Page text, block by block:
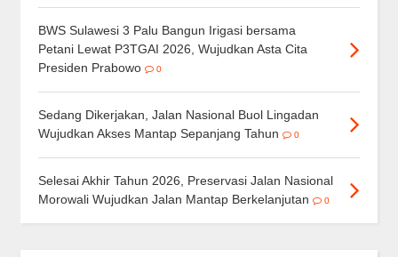
BWS Sulawesi 3 Palu Bangun Irigasi bersama
Petani Lewat P3TGAI 2026, Wujudkan Asta Cita
Presiden Prabowo
0
Sedang Dikerjakan, Jalan Nasional Buol Lingadan
Wujudkan Akses Mantap Sepanjang Tahun
0
Selesai Akhir Tahun 2026, Preservasi Jalan Nasional
Morowali Wujudkan Jalan Mantap Berkelanjutan
0